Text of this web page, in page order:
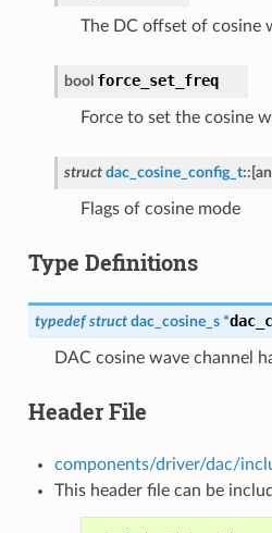
The DC offset of cosine
bool force_set_freq
Force to set the cosine
struct dac_cosine_config_t::
Flags of cosine mode
Type Definitions
typedef struct dac_cosine_s *
DAC cosine wave channel
Header File
components/driver/dac/
This header file can be